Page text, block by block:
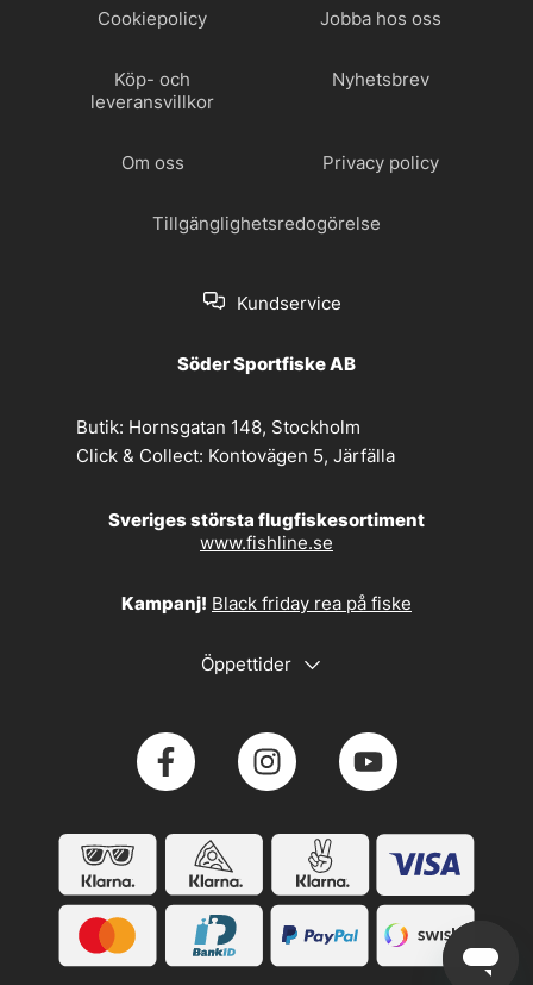
Cookiepolicy Jobba hos oss
Köp- och
leveransvillkor
Nyhetsbrev
Om oss Privacy policy
Tillgänglighetsredogörelse
Kundservice
Söder Sportfiske AB
Butik: Hornsgatan 148, Stockholm
Click & Collect: Kontovägen 5, Järfälla
Sveriges största flugfiskesortiment
www.fishline.se
Kampanj! Black friday rea på fiske
Öppettider